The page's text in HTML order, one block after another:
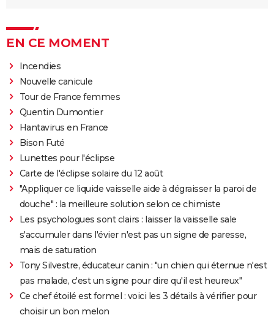
EN CE MOMENT
Incendies
Nouvelle canicule
Tour de France femmes
Quentin Dumontier
Hantavirus en France
Bison Futé
Lunettes pour l'éclipse
Carte de l'éclipse solaire du 12 août
"Appliquer ce liquide vaisselle aide à dégraisser la paroi de
douche" : la meilleure solution selon ce chimiste
Les psychologues sont clairs : laisser la vaisselle sale
s'accumuler dans l'évier n'est pas un signe de paresse,
mais de saturation
Tony Silvestre, éducateur canin : "un chien qui éternue n'est
pas malade, c'est un signe pour dire qu'il est heureux"
Ce chef étoilé est formel : voici les 3 détails à vérifier pour
choisir un bon melon